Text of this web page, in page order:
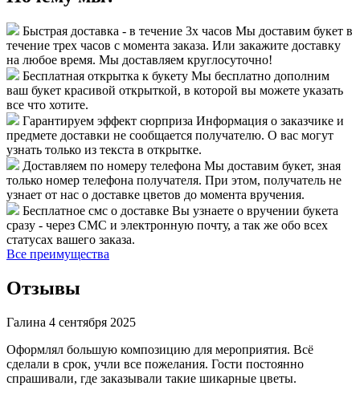
Быстрая доставка - в течение 3х часов Мы доставим букет в
течение трех часов с момента заказа. Или закажите доставку
на любое время. Мы доставляем круглосуточно!
Бесплатная открытка к букету Мы бесплатно дополним
ваш букет красивой открыткой, в которой вы можете указать
все что хотите.
Гарантируем эффект сюрприза Информация о заказчике и
предмете доставки не сообщается получателю. О вас могут
узнать только из текста в открытке.
Доставляем по номеру телефона Мы доставим букет, зная
только номер телефона получателя. При этом, получатель не
узнает от нас о доставке цветов до момента вручения.
Бесплатное смс о доставке Вы узнаете о вручении букета
сразу - через СМС и электронную почту, а так же обо всех
статусах вашего заказа.
Все преимущества
Отзывы
Галина 4 сентября 2025
Оформлял большую композицию для мероприятия. Всё
сделали в срок, учли все пожелания. Гости постоянно
спрашивали, где заказывали такие шикарные цветы.